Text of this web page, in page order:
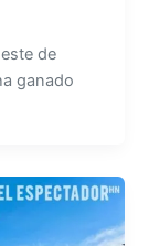
de
ganado